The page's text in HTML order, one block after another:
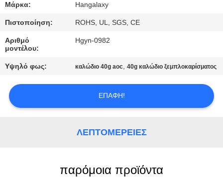
ΜΑΣ
ΕΛΆΤΕ
ΣΕ
ΕΠΑΦΉ
ΖΗΤΉΣΤΕ
Μάρκα: Hangalaxy
Πιστοποίηση: ROHS, UL, SGS, CE
Αριθμό
μοντέλου:
Hgyn-0982
Υψηλό φως: καλώδιο 40g aoc,40g καλώδιο ξεμπλοκαρίσματος
ΕΠΑΦΉ!
ΛΕΠΤΟΜΈΡΕΙΕΣ
παρόμοια προϊόντα